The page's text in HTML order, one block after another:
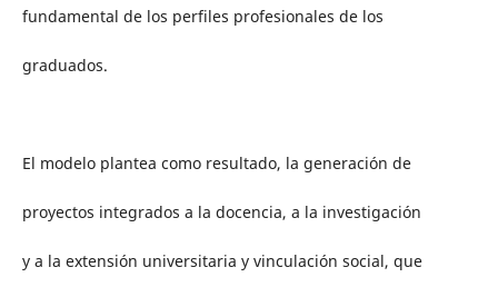
fundamental de los perfiles profesionales de los
graduados.
El modelo plantea como resultado, la generación de
proyectos integrados a la docencia, a la investigación
y a la extensión universitaria y vinculación social, que